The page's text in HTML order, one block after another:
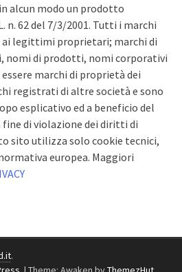
alcun modo un prodotto
n. 62 del 7/3/2001. Tutti i marchi
legittimi proprietari; marchi di
nomi di prodotti, nomi corporativi
marchi di proprietà dei
registrati di altre società e sono
esplicativo ed a beneficio del
fine di violazione dei diritti di
sito utilizza solo cookie tecnici,
europea. Maggiori
.